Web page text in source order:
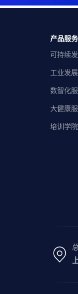
产品服务
可持续
工业发
数智化
大健康
培训学院